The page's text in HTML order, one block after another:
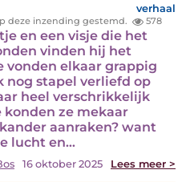
verhaal
deze inzending gestemd. 578
en een visje die het
vinden hij het
vonden elkaar grappig
nog stapel verliefd op
heel verschrikkelijk
konden ze mekaar
aanraken? want
lucht en…
16 oktober 2025 Lees meer >